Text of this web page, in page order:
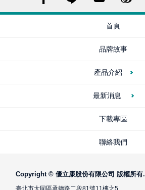
首頁
品牌故事
產品介紹
最新消息
下載專區
聯絡我們
Copyright © 優立康股份有限公司 版權所有.
臺北市大同區承德路二段81號11樓之5